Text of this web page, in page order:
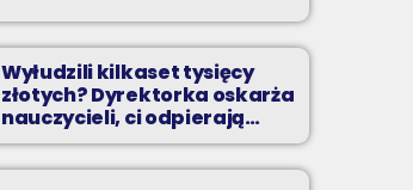
Wyłudzili kilkaset tysięcy
złotych? Dyrektorka oskarża
nauczycieli, ci odpierają
zarzuty